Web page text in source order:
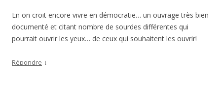
En on croit encore vivre en démocratie… un ouvrage très bien
documenté et citant nombre de sourdes différentes qui
pourrait ouvrir les yeux… de ceux qui souhaitent les ouvrir!
Répondre ↓